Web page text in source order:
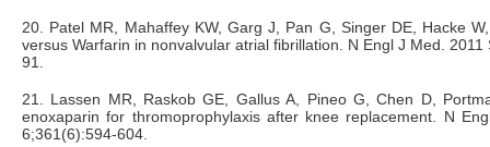
20. Patel MR, Mahaffey KW, Garg J, Pan G, Singer DE, Hacke
versus Warfarin in nonvalvular atrial fibrillation. N Engl J Med.
91.
21. Lassen MR, Raskob GE, Gallus A, Pineo G, Chen D,
enoxaparin for thromoprophylaxis after knee replacement. N
6;361(6):594-604.